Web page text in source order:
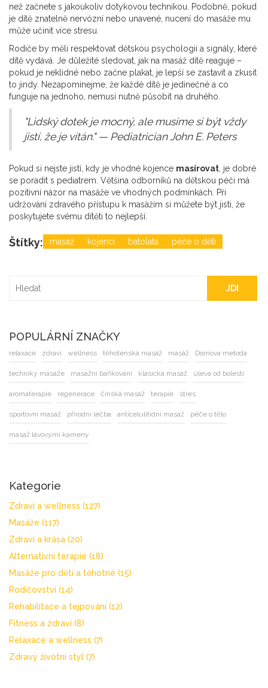
než začnete s jakoukoliv dotykovou technikou. Podobně, pokud
je dítě znatelně nervózní nebo unavené, nucení do masáže mu
může učinit více stresu.
Rodiče by měli respektovat dětskou psychologii a signály, které
dítě vydává. Je důležité sledovat, jak na masáž dítě reaguje –
pokud je neklidné nebo začne plakat, je lepší se zastavit a zkusit
to jindy. Nezapomínejme, že každé dítě je jedinečné a co
funguje na jednoho, nemusí nutně působit na druhého.
"Lidský dotek je mocný, ale musíme si být vždy
jistí, že je vítán." — Pediatrician John E. Peters
Pokud si nejste jistí, kdy je vhodné kojence masírovat , je dobré
se poradit s pediatrem. Většina odborníků na dětskou péči má
pozitivní názor na masáže ve vhodných podmínkách. Při
udržování zdravého přístupu k masážím si můžete být jisti, že
poskytujete svému dítěti to nejlepší.
Štítky: masáž kojenci batolata péče o děti
JDI
POPULÁRNÍ ZNAČKY
relaxace zdraví wellness těhotenská masáž masáž Dornova metoda
techniky masáže masážní baňkování klasická masáž úleva od bolesti
aromaterapie regenerace čínská masáž terapie stres
sportovní masáž přírodní léčba anticelulitidní masáž péče o tělo
masáž lávovými kameny
Kategorie
Zdraví a wellness (127)
Masáže (117)
Zdraví a krása (20)
Alternativní terapie (18)
Masáže pro děti a těhotné (15)
Rodičovství (14)
Rehabilitace a tejpování (12)
Fitness a zdraví (8)
Relaxace a wellness (7)
Zdravý životní styl (7)